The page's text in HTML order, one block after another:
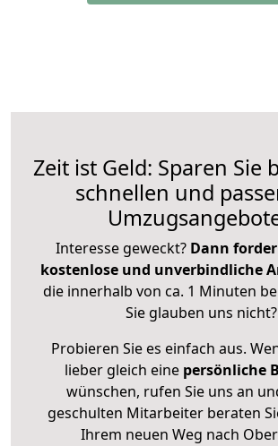
Zeit ist Geld: Sparen Sie
schnellen und
Interesse geweckt? Dann
kostenlose und unverbindliche
die innerhalb von ca. 1 Minuten
Sie glauben uns nicht?
Probieren Sie es einfach aus.
lieber gleich eine persönliche
wünschen, rufen Sie uns an
geschulten Mitarbeiter beraten
Ihrem neuen Weg nach